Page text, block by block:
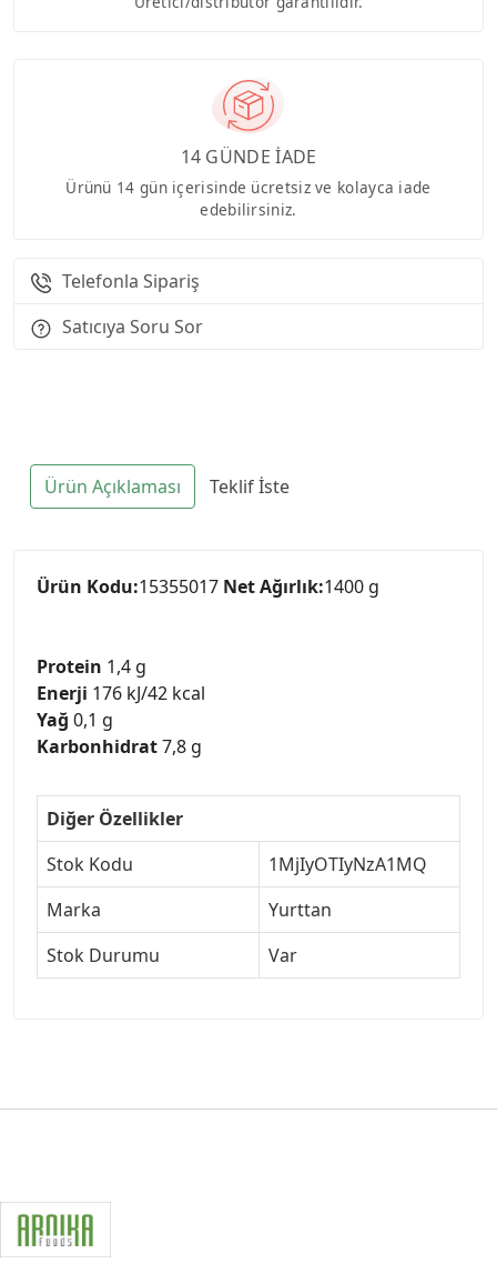
14 GÜNDE İADE
Ürünü 14 gün içerisinde ücretsiz ve kolayca iade
edebilirsiniz.
Telefonla Sipariş
Satıcıya Soru Sor
Ürün Açıklaması Teklif İste
Ürün Kodu:15355017 Net Ağırlık:1400 g
Protein 1,4 g
Enerji 176 kJ/42 kcal
Yağ 0,1 g
Karbonhidrat7,8 g
Diğer Özellikler
Stok Kodu
1MjIyOTIyNzA1MQ
Marka
Yurttan
Stok Durumu
Var